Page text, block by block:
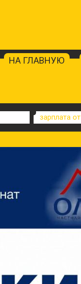
НА ГЛАВНУЮ
зарплата от